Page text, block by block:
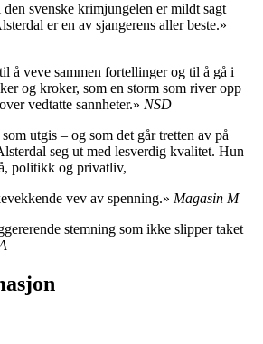
svenske krimjungelen er mildt sagt
er en av sjangerens aller beste.»
å veve sammen fortellinger og til å gå i
og kroker, som en storm som river opp
vedtatte sannheter.» NSD
utgis – og som det går tretten av på
seg ut med lesverdig kvalitet. Hun
politikk og privatliv,
vev av spenning.» Magasin M
stemning som ikke slipper taket